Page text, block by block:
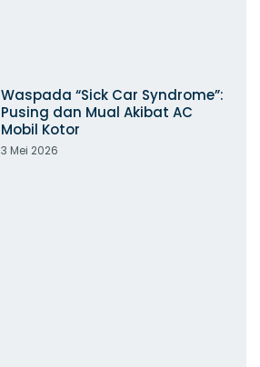
Waspada “Sick Car Syndrome”:
Pusing dan Mual Akibat AC
Mobil Kotor
3 Mei 2026